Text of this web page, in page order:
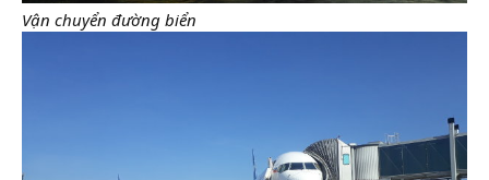
Vận chuyển đường biển